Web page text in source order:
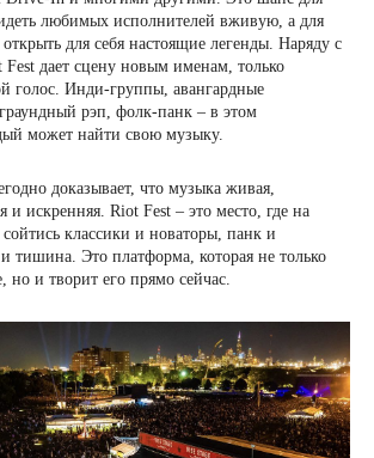
любимых исполнителей вживую, а для
для себя настоящие легенды. Наряду с
дает сцену новым именам, только
голос. Инди-группы, авангардные
рэп, фолк-панк – в этом
может найти свою музыку.
доказывает, что музыка живая,
и искренняя. Riot Fest – это место, где на
классики и новаторы, панк и
тишина. Это платформа, которая не только
но и творит его прямо сейчас.